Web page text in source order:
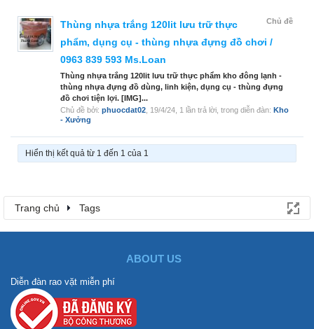
Chủ đề
Thùng nhựa trắng 120lit lưu trữ thực
phẩm, dụng cụ - thùng nhựa đựng đồ chơi /
0963 839 593 Ms.Loan
Thùng nhựa trắng 120lit lưu trữ thực phẩm kho đông lạnh -
thùng nhựa đựng đồ dùng, linh kiện, dụng cụ - thùng đựng
đồ chơi tiện lợi. [IMG]...
Chủ đề bởi: phuocdat02 19/4/24 , 1 lần trả lời, trong diễn đàn: Kho
- Xưởng
Hiển thị kết quả từ 1 đến 1 của 1
Trang chủ Tags
ABOUT US
Diễn đàn rao vặt miễn phí